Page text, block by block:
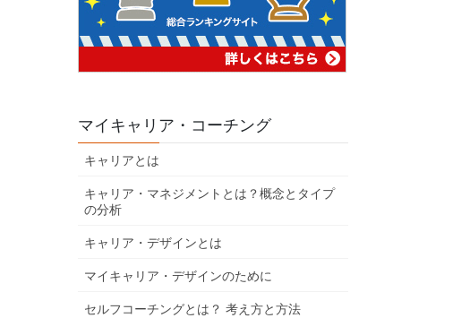
マイキャリア・コーチング
キャリアとは
キャリア・マネジメントとは？概念とタイプ
の分析
キャリア・デザインとは
マイキャリア・デザインのために
セルフコーチングとは？ 考え方と方法